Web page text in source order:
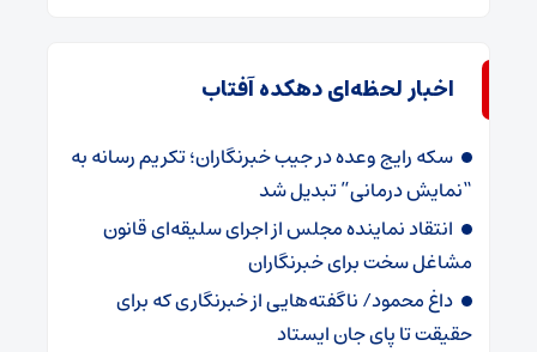
اخبار لحظه‌ای دهکده آفتاب
سکه رایج وعده در جیب خبرنگاران؛ تکریم رسانه به
“نمایش درمانی” تبدیل شد
انتقاد نماینده مجلس از اجرای سلیقه‌ای قانون
مشاغل سخت برای خبرنگاران
داغ محمود/ ناگفته‌هایی از خبرنگاری که برای
حقیقت تا پای جان ایستاد‌‌